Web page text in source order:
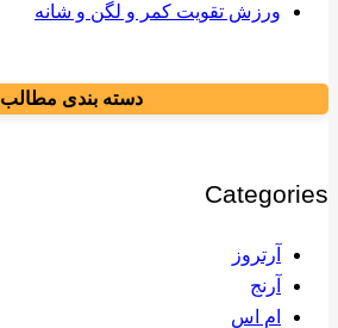
ورزش تقویت کمر و لگن و شانه
دسته بندی مطالب
Categories
آرتروز
آرنج
ام اس